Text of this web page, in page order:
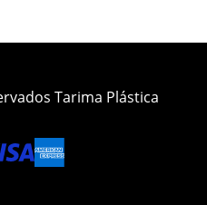
Tarima Plástica